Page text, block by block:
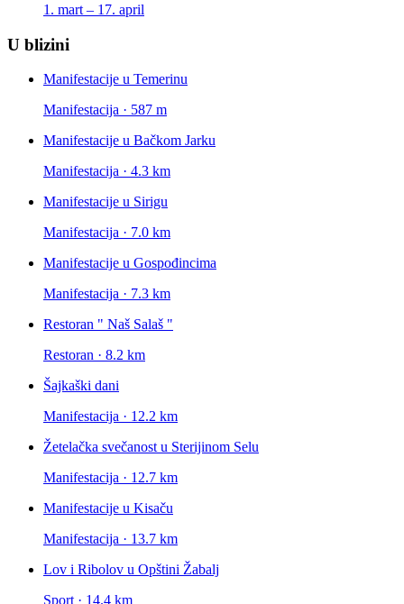
1. mart – 17. april
U blizini
Manifestacije u Temerinu
Manifestacija · 587 m
Manifestacije u Bačkom Jarku
Manifestacija · 4.3 km
Manifestacije u Sirigu
Manifestacija · 7.0 km
Manifestacije u Gospođincima
Manifestacija · 7.3 km
Restoran " Naš Salaš "
Restoran · 8.2 km
Šajkaški dani
Manifestacija · 12.2 km
Žetelačka svečanost u Sterijinom Selu
Manifestacija · 12.7 km
Manifestacije u Kisaču
Manifestacija · 13.7 km
Lov i Ribolov u Opštini Žabalj
Sport · 14.4 km